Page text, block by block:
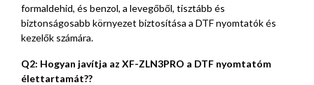
formaldehid, és benzol, a levegőből, tisztább és
biztonságosabb környezet biztosítása a DTF nyomtatók és
kezelők számára.
Q2: Hogyan javítja az XF-ZLN3PRO a DTF nyomtatóm
élettartamát??